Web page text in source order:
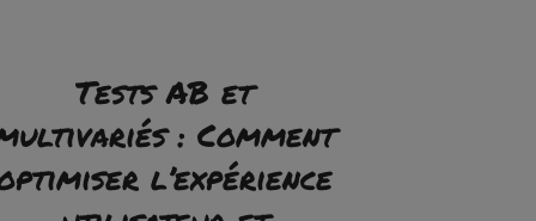
Tests AB et
: Comment
l’expérience